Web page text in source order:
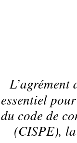
essentiel
du code de
(CISPE),